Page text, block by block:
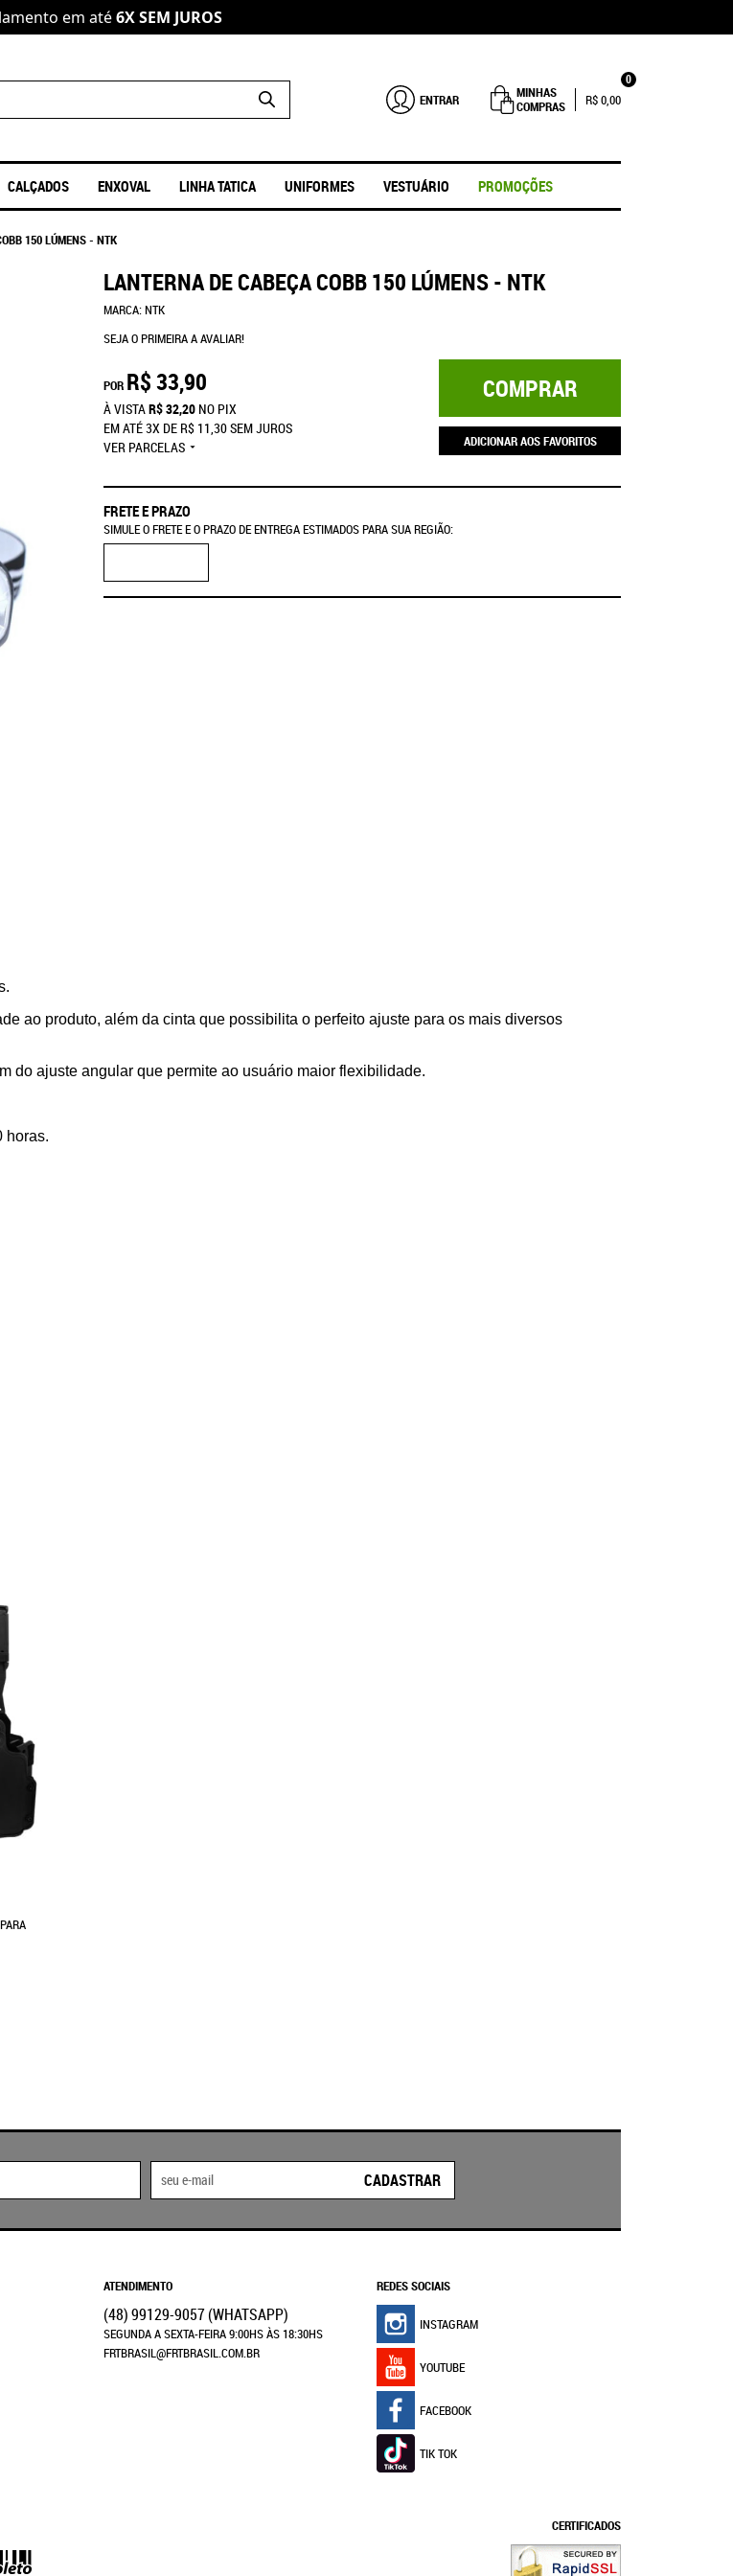
em até6X SEM JUROS
ENTRAR
MINHAS
COMPRAS
0
R$ 0,00
CALÇADOS ENXOVAL LINHA TATICA UNIFORMES VESTUÁRIO PROMOÇÕES
150 LÚMENS - NTK
LANTERNA DE CABEÇA COBB 150 LÚMENS - NTK
MARCA:NTK
SEJA O PRIMEIRA A AVALIAR!
POR R$ 33,90
À VISTAR$ 32,20 NO PIX
EM ATÉ3X DE R$ 11,30SEM JUROS
VER PARCELAS
COMPRAR
ADICIONAR AOS FAVORITOS
FRETE E PRAZO
SIMULE O FRETE E O PRAZO DE ENTREGA ESTIMADOS PARA SUA REGIÃO:
ao produto, além da cinta que possibilita o perfeito ajuste para os mais diversos
do ajuste angular que permite ao usuário maior flexibilidade.
horas.
CADASTRAR
ATENDIMENTO
(48)99129-9057(WHATSAPP)
SEGUNDA A SEXTA-FEIRA 9:00HS ÀS 18:30HS
FRTBRASIL@FRTBRASIL.COM.BR
REDES SOCIAIS
INSTAGRAM
YOUTUBE
FACEBOOK
TIK TOK
CERTIFICADOS